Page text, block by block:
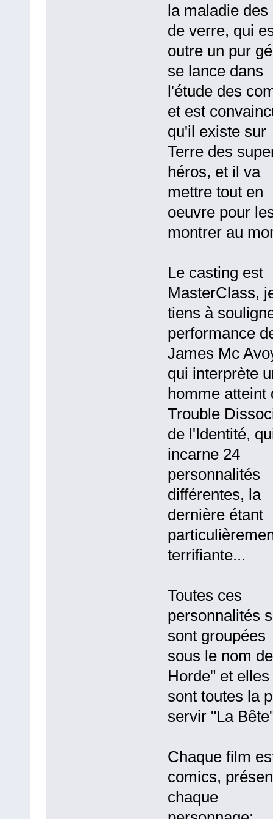
la maladie des
de verre, qui
outre un pur
se lance dans
l'étude des
et est
qu'il existe sur
Terre des
héros, et il va
mettre tout en
oeuvre pour
montrer au
Le casting est
MasterClass,
tiens à
performance
James Mc
qui interprète
homme atteint
Trouble
de l'Identité,
incarne 24
personnalités
différentes, la
dernière étant
terrifiante...
Toutes ces
personnalités
sont groupées
sous le nom
Horde" et elles
sont toutes la
servir "La
Chaque film
comics,
chaque